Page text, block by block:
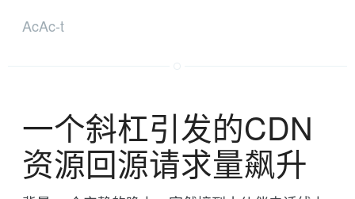
AcAc-t
一个斜杠引发的CDN
资源回源请求量飙升